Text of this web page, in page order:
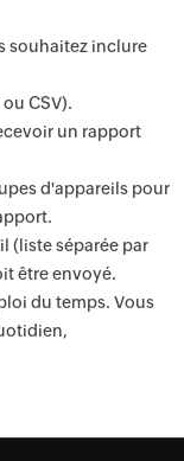
souhaitez inclure
CSV).
un rapport
d'appareils pour
(liste séparée par
être envoyé.
du temps. Vous